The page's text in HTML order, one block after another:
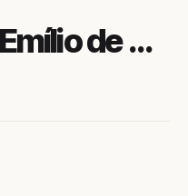
Avenida José Emílio de Melo